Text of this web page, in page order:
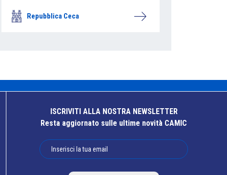
Repubblica Ceca
ISCRIVITI ALLA NOSTRA NEWSLETTER
Resta aggiornato sulle ultime novità CAMIC